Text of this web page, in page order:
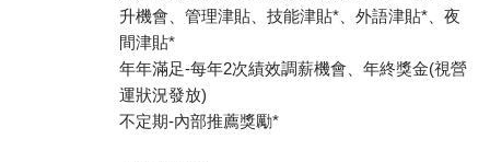
升機會、管理津貼、技能津貼*、外語津貼*、夜
間津貼*
年年滿足-每年2次績效調薪機會、年終獎金(視營
運狀況發放)
不定期-內部推薦獎勵*